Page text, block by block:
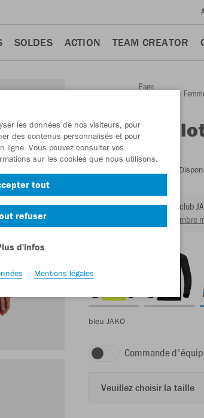
SOLDES ACTION TEAM CREATOR
Retour
Page
JAKO
longues
-
En tant que membre du club
Devenir membre
bleu JAKO
Commande
Veuillez choisir la taille
les données de nos visiteurs, pour
des contenus personnalisés et pour
ligne. Vous pouvez consulter vos
sur les cookies que nous utilisons.
tout
refuser
d'infos
Mentions légales